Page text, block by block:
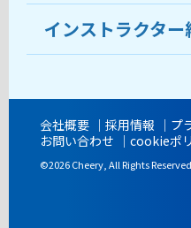
教室ブログ
開講時間
よくあるご質問
インストラクター
会社概要 採用情報
プ
お問い合わせ
cookieポ
©2026 Cheery, All Rights